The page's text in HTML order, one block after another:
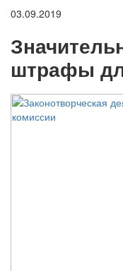
03.09.2019
штрафы